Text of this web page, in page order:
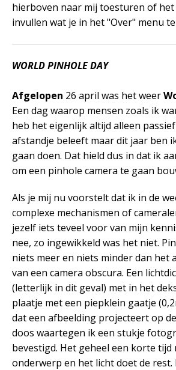
hierboven naar mij toesturen of
invullen wat je in het "Over" menu
WORLD PINHOLE DAY
Afgelopen 26 april was het weer
Een dag waarop mensen zoals ik
heb het eigenlijk altijd alleen
afstandje beleeft maar dit jaar ben
gaan doen. Dat hield dus in dat ik
om een pinhole camera te gaan
Als je mij nu voorstelt dat ik in de
complexe mechanismen of
jezelf iets teveel voor van mijn
nee, zo ingewikkeld was het niet.
niets meer en niets minder dan het
van een camera obscura. Een
(letterlijk in dit geval) met in het
plaatje met een piepklein gaatje
dat een afbeelding projecteert op
doos waartegen ik een stukje
bevestigd. Het geheel een korte tijd
onderwerp en het licht doet de rest.